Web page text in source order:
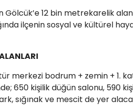
Gölcük’e 12 bin metrekarelik
ilçenin sosyal ve kültürel
merkezi bodrum + zemin + 1.
650 kişilik düğün salonu, 590
sığınak ve mescit de yer